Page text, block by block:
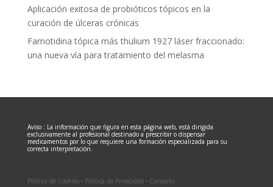
Aplicación exitosa de probióticos tópicos en la
curación de úlceras crónicas
Famotidina tópica más thulium 1927 láser fraccionado:
una nueva vía para tratamiento del melasma
Aviso : La información que figura en esta página web, está dirigida
exclusivamente al profesional destinado a prescribir o dispensar
medicamentos por lo que requiere una formación especializada para su
correcta interpretación.
Política de Cookies· Política de Privacidad · Contacto